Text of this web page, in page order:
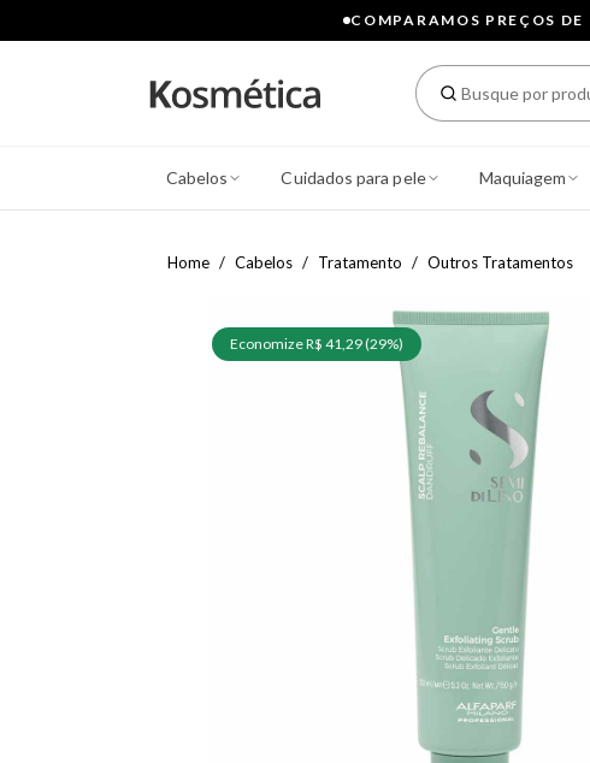
COMPARAMOS PREÇOS DE
Cabelos Cuidados para pele Maquiagem
Home Cabelos Tratamento Outros Tratamentos
Economize R$ 41,29 (29%)